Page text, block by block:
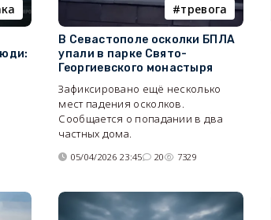
тревога
В Севастополе осколки БПЛА
упали в парке Свято-
Георгиевского монастыря
Зафиксировано ещё несколько
мест падения осколков.
Сообщается о попадании в два
частных дома.
05/04/2026 23:45 20 7329